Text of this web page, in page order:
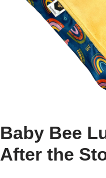
Baby Bee
After the